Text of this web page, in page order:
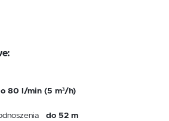
80 l/min (5 m³/h)
do 52 m